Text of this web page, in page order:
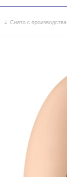
Снято с производства